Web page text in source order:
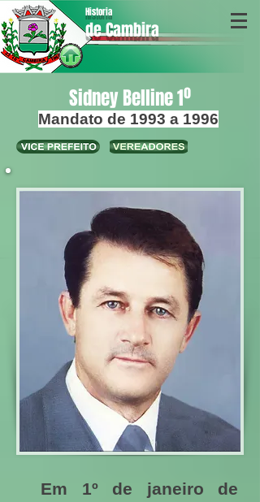
de Cambira
Historia
Sidney Belline 1º
Mandato de 1993 a 1996
Em 1º de janeiro de